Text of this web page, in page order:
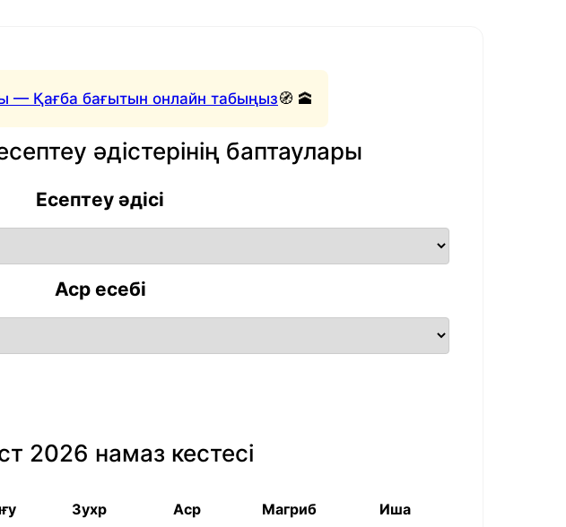
— Қағба бағытын онлайн табыңыз🧭 🕋
әдістерінің баптаулары
Есептеу әдісі
Аср есебі
2026 намаз кестесі
Зухр Аср Магриб Иша